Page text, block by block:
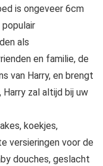
is ongeveer 6cm
als
en familie, de
van Harry, en brengt
Harry zal altijd bij uw
koekjes,
versieringen voor de
douches, geslacht